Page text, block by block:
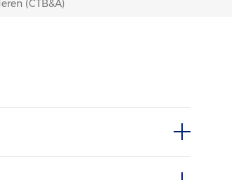
(CTB&A)